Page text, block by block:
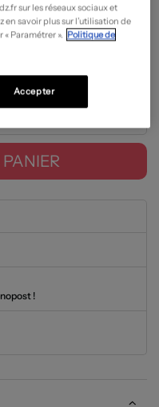
!
sur les réseaux sociaux et
en savoir plus sur l’utilisation de
Paramétrer ». Politique de
Accepter